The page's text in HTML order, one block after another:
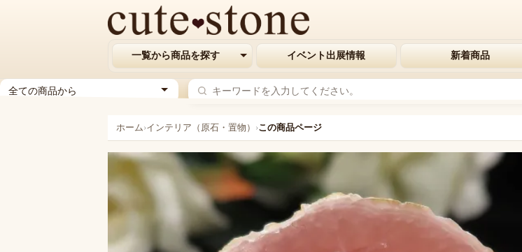
一覧から商品を探す イベント出展情報 新着商品
ジ
ホーム›インテリア（原石・置物） ›この商品ページ